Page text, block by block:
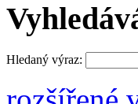
Hledaný výraz: